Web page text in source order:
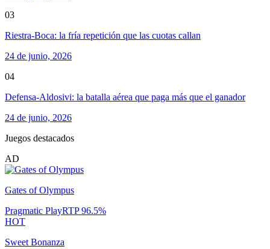
03
Riestra-Boca: la fría repetición que las cuotas callan
24 de junio, 2026
04
Defensa-Aldosivi: la batalla aérea que paga más que el ganador
24 de junio, 2026
Juegos destacados
AD
Gates of Olympus
Pragmatic PlayRTP96.5%
HOT
Sweet Bonanza